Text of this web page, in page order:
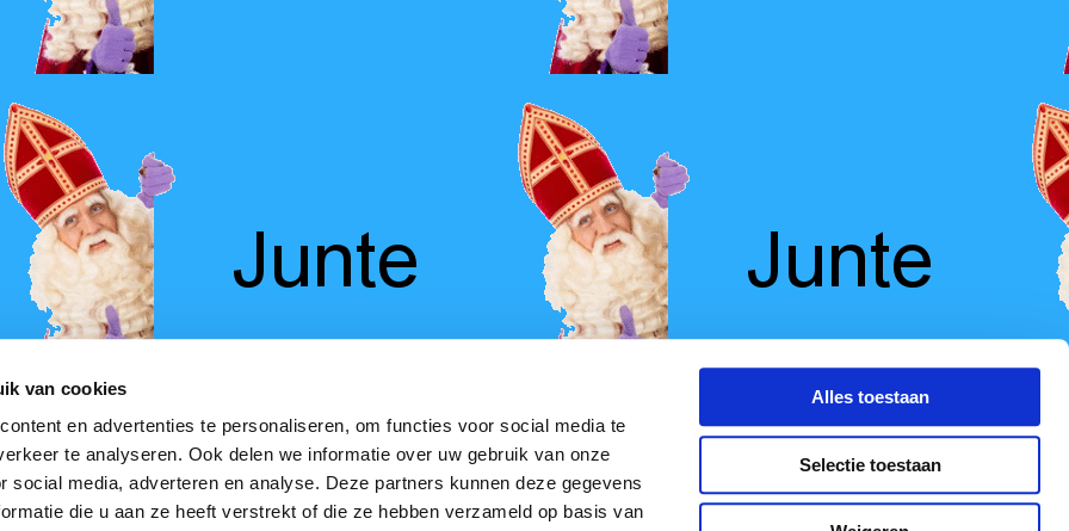
van cookies
en advertenties te personaliseren, om functies voor social media te
te analyseren. Ook delen we informatie over uw gebruik van onze
social media, adverteren en analyse. Deze partners kunnen deze gegevens
die u aan ze heeft verstrekt of die ze hebben verzameld op basis van
Alles toestaan
Selectie toestaan